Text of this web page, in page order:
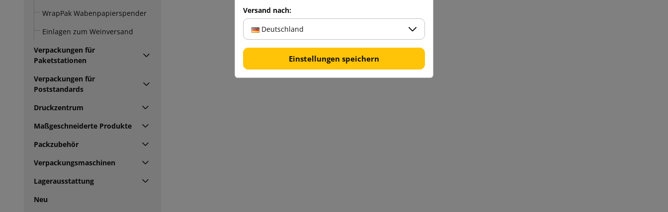
WrapPak Wabenpapierspender
Einlagen zum Weinversand
Verpackungen für
Paketstationen
Verpackungen für
Poststandards
Druckzentrum
Maßgeschneiderte Produkte
Packzubehör
Verpackungsmaschinen
Lagerausstattung
Neu
Versand nach:
Deutschland
Einstellungen speichern